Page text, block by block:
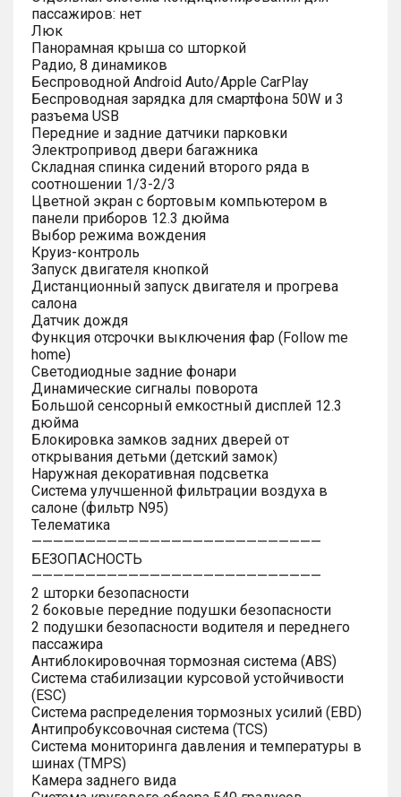
пассажиров: нет
Люк
Панорамная крыша со шторкой
Радио, 8 динамиков
Беспроводной Android Auto/Apple CarPlay
Беспроводная зарядка для смартфона 50W и 3
разъема USB
Передние и задние датчики парковки
Электропривод двери багажника
Складная спинка сидений второго ряда в
соотношении 1/3-2/3
Цветной экран с бортовым компьютером в
панели приборов 12.3 дюйма
Выбор режима вождения
Круиз-контроль
Запуск двигателя кнопкой
Дистанционный запуск двигателя и прогрева
салона
Датчик дождя
Функция отсрочки выключения фар (Follow me
home)
Светодиодные задние фонари
Динамические сигналы поворота
Большой сенсорный емкостный дисплей 12.3
дюйма
Блокировка замков задних дверей от
открывания детьми (детский замок)
Наружная декоративная подсветка
Система улучшенной фильтрации воздуха в
салоне (фильтр N95)
Телематика
———————————————————————————
БЕЗОПАСНОСТЬ
———————————————————————————
2 шторки безопасности
2 боковые передние подушки безопасности
2 подушки безопасности водителя и переднего
пассажира
Антиблокировочная тормозная система (ABS)
Система стабилизации курсовой устойчивости
(ESC)
Система распределения тормозных усилий (EBD)
Антипробуксовочная система (TCS)
Система мониторинга давления и температуры в
шинах (TMPS)
Камера заднего вида